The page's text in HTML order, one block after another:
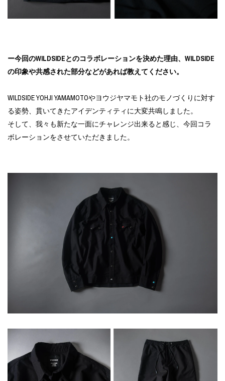
ー今回のWILDSIDEとのコラボレーションを決めた理由、WILDSIDE
の印象や共感された部分などがあれば教えてください。
WILDSIDE YOHJI YAMAMOTOやヨウジヤマモト社のモノづくりに対す
る姿勢、貫いてきたアイデンティティに大変共鳴しました。
そして、我々も新たな一面にチャレンジ出来ると感じ、今回コラ
ボレーションをさせていただきました。